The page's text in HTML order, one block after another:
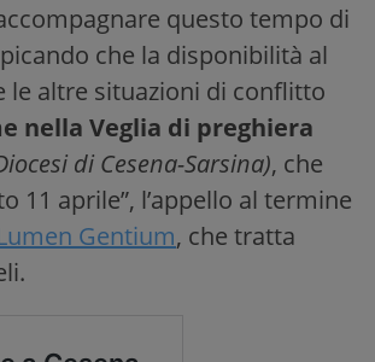
questo tempo di
che la disponibilità al
le altre situazioni di conflitto
nella Veglia di preghiera
di Cesena-Sarsina), che
11 aprile”, l’appello al termine
Gentium, che tratta